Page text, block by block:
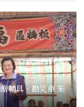
輔具、勘災車 朱